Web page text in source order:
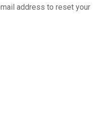
address to reset your